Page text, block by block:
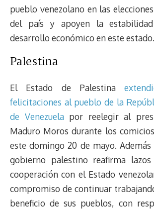
pueblo venezolano en las
del país y apoyen la
desarrollo económico en este estado.
Palestina
El Estado de Palestina
felicitaciones al pueblo de la
de Venezuelapor reelegir al
Maduro Moros durante los
este domingo 20 de mayo.
gobierno palestino reafirma
cooperación con el Estado
compromiso de continuar
beneficio de sus pueblos, con